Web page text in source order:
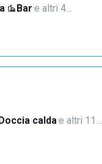
· Bar·e altri 4…
calda·e altri 11…